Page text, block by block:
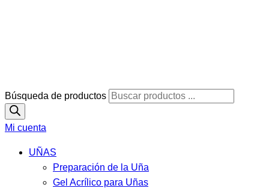
Búsqueda de productos
Mi cuenta
UÑAS
Preparación de la Uña
Gel Acrílico para Uñas